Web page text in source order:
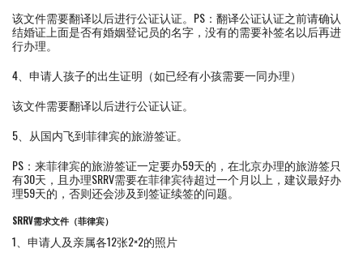
该文件需要翻译以后进行公证认证。PS：翻译公证认证之前请确认
结婚证上面是否有婚姻登记员的名字，没有的需要补签名以后再进
行办理。
4、申请人孩子的出生证明（如已经有小孩需要一同办理）
该文件需要翻译以后进行公证认证。
5、从国内飞到菲律宾的旅游签证。
PS：来菲律宾的旅游签证一定要办59天的，在北京办理的旅游签只
有30天，且办理SRRV需要在菲律宾待超过一个月以上，建议最好办
理59天的，否则还会涉及到签证续签的问题。
SRRV需求文件（菲律宾）
1、申请人及亲属各12张2×2的照片